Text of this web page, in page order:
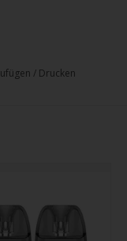
/ Drucken